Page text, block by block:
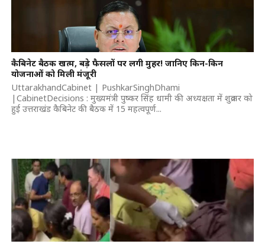
कैबिनेट बैठक खत्म, बड़े फैसलों पर लगी मुहर! जानिए किन-किन
योजनाओं को मिली मंजूरी
UttarakhandCabinet | PushkarSinghDhami
|CabinetDecisions : मुख्यमंत्री पुष्कर सिंह धामी की अध्यक्षता में शुक्रवार को
हुई उत्तराखंड कैबिनेट की बैठक में 15 महत्वपूर्ण...